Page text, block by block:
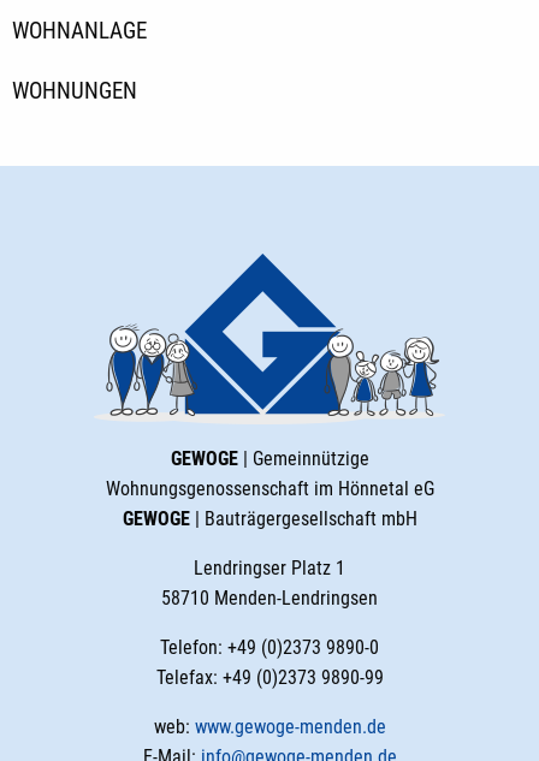
WOHNANLAGE
WOHNUNGEN
GEWOGE| Gemeinnützige
Wohnungsgenossenschaft im Hönnetal eG
GEWOGE| Bauträgergesellschaft mbH
Lendringser Platz 1
58710 Menden-Lendringsen
Telefon: +49 (0)2373 9890-0
Telefax: +49 (0)2373 9890-99
web: www.gewoge-menden.de